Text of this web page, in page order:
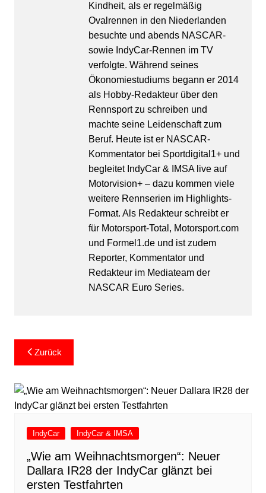
Kindheit, als er regelmäßig
Ovalrennen in den Niederlanden
besuchte und abends NASCAR-
sowie IndyCar-Rennen im TV
verfolgte. Während seines
Ökonomiestudiums begann er 2014
als Hobby-Redakteur über den
Rennsport zu schreiben und
machte seine Leidenschaft zum
Beruf. Heute ist er NASCAR-
Kommentator bei Sportdigital1+ und
begleitet IndyCar & IMSA live auf
Motorvision+ – dazu kommen viele
weitere Rennserien im Highlights-
Format. Als Redakteur schreibt er
für Motorsport-Total, Motorsport.com
und Formel1.de und ist zudem
Reporter, Kommentator und
Redakteur im Mediateam der
NASCAR Euro Series.
Beitragsnavigation
Zurück
IndyCar IndyCar & IMSA
„Wie am Weihnachtsmorgen“: Neuer
Dallara IR28 der IndyCar glänzt bei
ersten Testfahrten